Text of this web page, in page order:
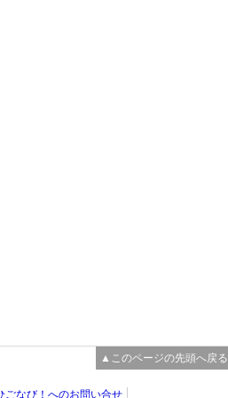
▲このページの先頭へ戻る
ごなび！へのお問い合せ